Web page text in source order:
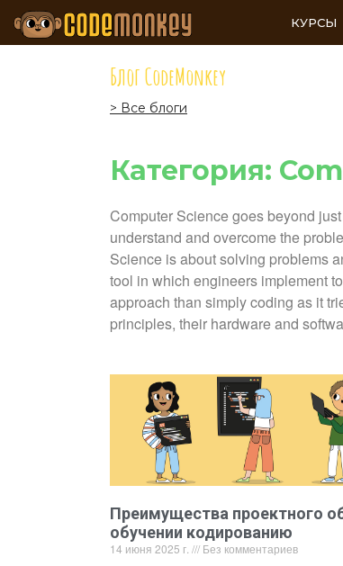
КУРСЫ
Блог CodeMonkey
> Все блоги
Категория:
Computer Science goes beyond
understand and overcome the
Science is about solving problems
tool in which engineers implement
approach than simply coding as it
principles, their hardware and
Преимущества проектного
обучении кодированию
14 июня 2025 г. Без комментариев